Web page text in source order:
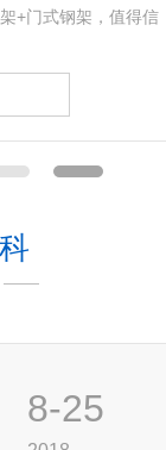
+门式钢架，值得信
8-25